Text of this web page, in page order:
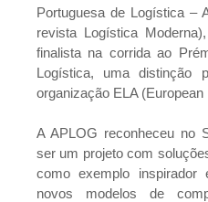
Portuguesa de Logística –
revista Logística
finalista na corrida ao
Logística, uma distinção
organização ELA
A APLOG reconheceu no
ser um projeto com
como exemplo
novos modelos de